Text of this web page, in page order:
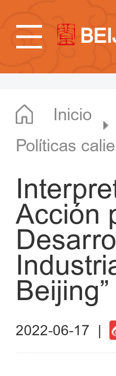
Inicio
Políticas
Acción
Beijing”
2022-06-17 |